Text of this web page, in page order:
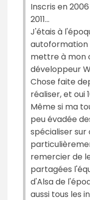
Inscris en
2011...
J'étais à
autoformation
mettre à mon
développeur
Chose faite
réaliser, et oui
Même si ma
peu évadée
spécialiser sur
remercier de
partagées
d'Alsa de
aussi tous les